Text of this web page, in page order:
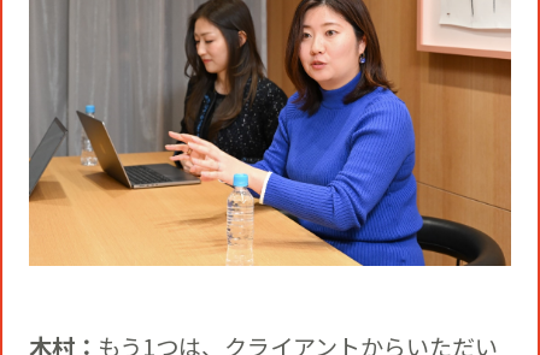
木村： もう1つは、クライアントからいただい